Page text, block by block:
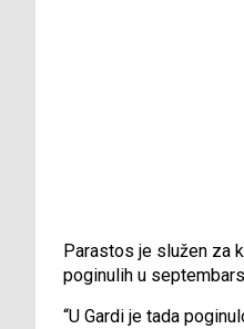
Parastos je služen za
poginulih u
“U Gardi je tada